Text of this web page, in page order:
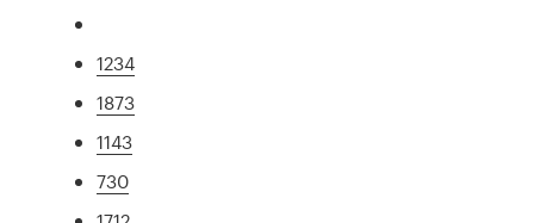
1234
1873
1143
730